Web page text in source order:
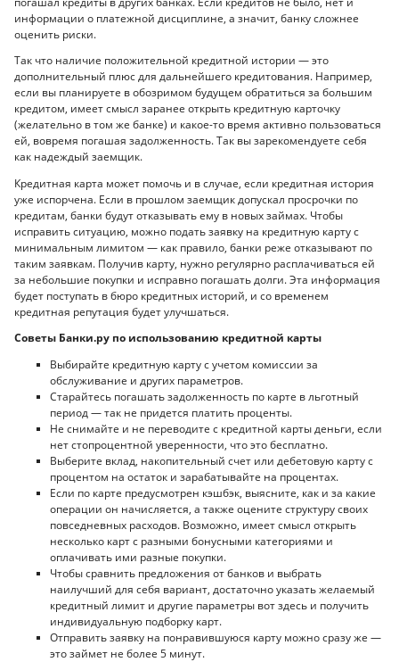
информации о платежной дисциплине, а значит, банку сложнее
оценить риски.
Так что наличие положительной кредитной истории — это
дополнительный плюс для дальнейшего кредитования. Например,
если вы планируете в обозримом будущем обратиться за большим
кредитом, имеет смысл заранее открыть кредитную карточку
(желательно в том же банке) и какое-то время активно пользоваться
ей, вовремя погашая задолженность. Так вы зарекомендуете себя
как надеждый заемщик.
Кредитная карта может помочь и в случае, если кредитная история
уже испорчена. Если в прошлом заемщик допускал просрочки по
кредитам, банки будут отказывать ему в новых займах. Чтобы
исправить ситуацию, можно подать заявку на кредитную карту с
минимальным лимитом — как правило, банки реже отказывают по
таким заявкам. Получив карту, нужно регулярно расплачиваться ей
за небольшие покупки и исправно погашать долги. Эта информация
будет поступать в бюро кредитных историй, и со временем
кредитная репутация будет улучшаться.
Советы Банки.ру по использованию кредитной карты
Выбирайте кредитную карту с учетом комиссии за
обслуживание и других параметров.
Старайтесь погашать задолженность по карте в льготный
период — так не придется платить проценты.
Не снимайте и не переводите с кредитной карты деньги, если
нет стопроцентной уверенности, что это бесплатно.
Выберите вклад, накопительный счет или дебетовую карту с
процентом на остаток и зарабатывайте на процентах.
Если по карте предусмотрен кэшбэк, выясните, как и за какие
операции он начисляется, а также оцените структуру своих
повседневных расходов. Возможно, имеет смысл открыть
несколько карт с разными бонусными категориями и
оплачивать ими разные покупки.
Чтобы сравнить предложения от банков и выбрать
наилучший для себя вариант, достаточно указать желаемый
кредитный лимит и другие параметры вот здесь и получить
индивидуальную подборку карт.
Отправить заявку на понравившуюся карту можно сразу же —
это займет не более 5 минут.